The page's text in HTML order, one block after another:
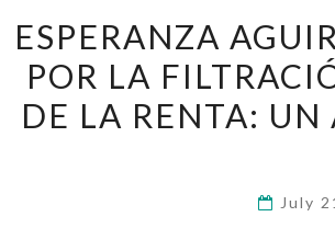
ESPERANZA
POR LA
DE LA RENTA: UN
July